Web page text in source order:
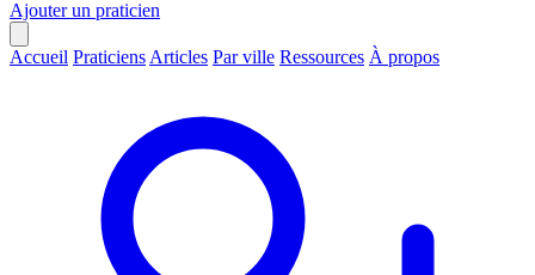
Ajouter un praticien
Accueil Praticiens Articles Par ville Ressources À propos